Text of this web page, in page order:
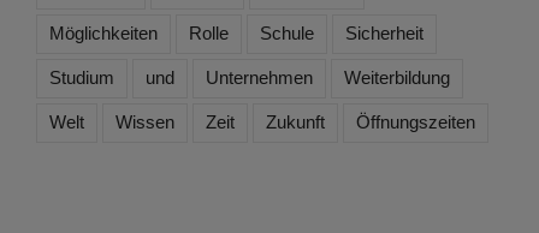
Möglichkeiten Rolle Schule Sicherheit
Studium und Unternehmen Weiterbildung
Welt Wissen Zeit Zukunft Öffnungszeiten